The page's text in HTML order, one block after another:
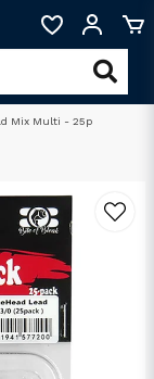
Mix Multi - 25p